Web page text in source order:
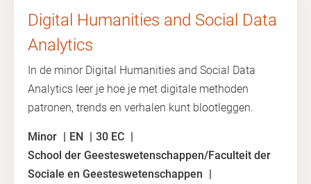
Digital Humanities and Social Data
Analytics
In de minor Digital Humanities and Social Data
Analytics leer je hoe je met digitale methoden
patronen, trends en verhalen kunt blootleggen.
Minor EN
30 EC
School der Geesteswetenschappen/Faculteit der
Sociale en Geesteswetenschappen